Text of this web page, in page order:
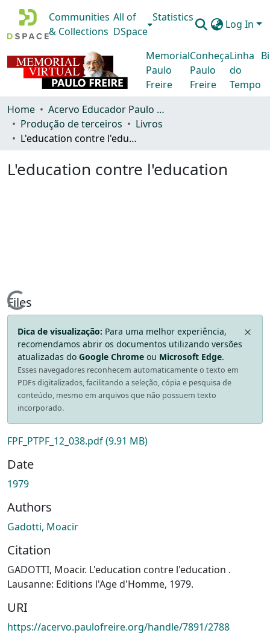
Communities
& Collections
All of
DSpace
Statistics
Log In
Memorial
Paulo
Freire
Conheça
Paulo
Freire
Linha
do
Tempo
Home
Acervo Educador Paulo Freire
Produção de terceiros
Livros
L'education contre l'education
L'education contre l'education
Loading...
Files
Dica de visualização: Para uma melhor experiência,
recomendamos abrir os documentos utilizando versões
atualizadas do Google Chrome ou Microsoft Edge.
Esses navegadores reconhecem automaticamente o texto em
PDFs digitalizados, facilitando a seleção, cópia e pesquisa de
conteúdo, mesmo em arquivos que não possuem texto
incorporado.
FPF_PTPF_12_038.pdf(9.91 MB)
Date
1979
Authors
Gadotti, Moacir
Citation
GADOTTI, Moacir. L'education contre l'education .
Lausanne: Editions l'Age d'Homme, 1979.
URI
https://acervo.paulofreire.org/handle/7891/2788